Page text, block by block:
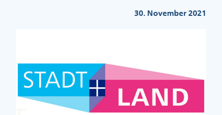
30. November 2021